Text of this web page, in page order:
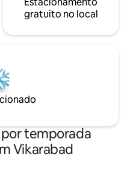
gratuito no local
temporada
Vikarabad